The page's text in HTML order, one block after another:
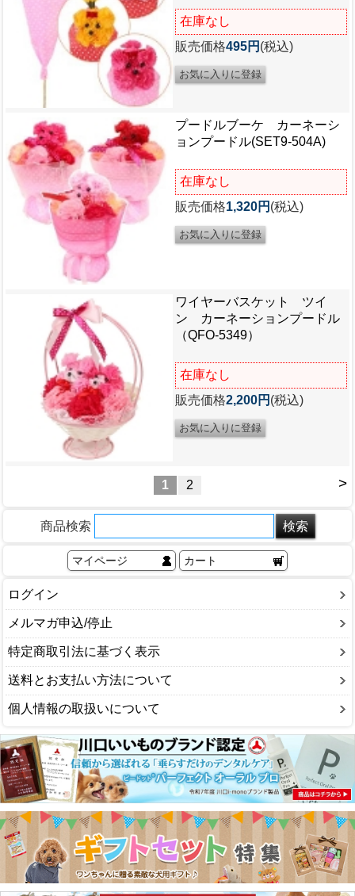
在庫なし
販売価格495円 (税込)
プードルブーケ カーネーシ
ョンプードル(SET9-504A)
在庫なし
販売価格1,320円 (税込)
ワイヤーバスケット ツイ
ン カーネーションプードル
（QFO-5349）
在庫なし
販売価格2,200円 (税込)
>
1 2
商品検索
マイページ カート
ログイン
メルマガ申込/停止
特定商取引法に基づく表示
送料とお支払い方法について
個人情報の取扱いについて